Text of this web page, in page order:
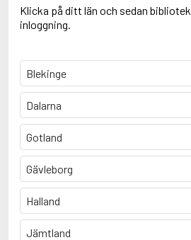
Klicka på ditt län och sedan
inloggning.
Blekinge
Dalarna
Gotland
Gävleborg
Halland
Jämtland